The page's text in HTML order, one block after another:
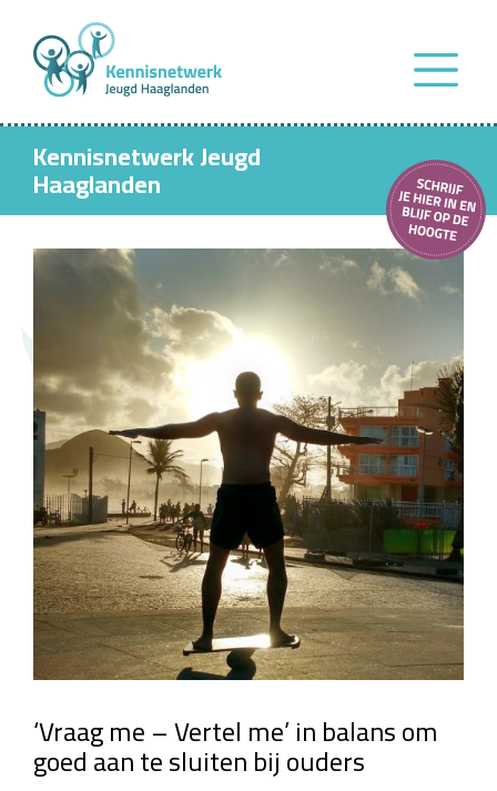
Kennisnetwerk Jeugd
Haaglanden
‘Vraag me – Vertel me’ in balans om
goed aan te sluiten bij ouders